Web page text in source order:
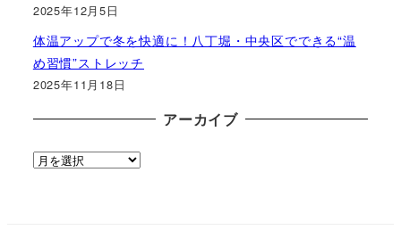
2025年12月5日
体温アップで冬を快適に！八丁堀・中央区でできる“温
め習慣”ストレッチ
2025年11月18日
アーカイブ
ア